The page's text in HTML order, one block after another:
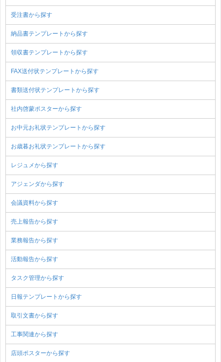
受注書から探す
納品書テンプレートから探す
領収書テンプレートから探す
FAX送付状テンプレートから探す
書類送付状テンプレートから探す
社内啓蒙ポスターから探す
お中元お礼状テンプレートから探す
お歳暮お礼状テンプレートから探す
レジュメから探す
アジェンダから探す
会議資料から探す
売上報告から探す
業務報告から探す
活動報告から探す
タスク管理から探す
日報テンプレートから探す
取引文書から探す
工事関連から探す
店頭ポスターから探す